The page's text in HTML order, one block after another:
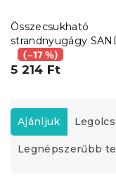
Összecsukható
strandnyugágy
ICE CREAM, színes
kivitel
(–17 %)
5 214 Ft
T
e
r
m
Ajánljuk
Legnépszerűbb